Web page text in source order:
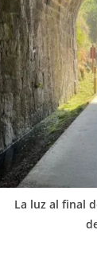
La luz al final